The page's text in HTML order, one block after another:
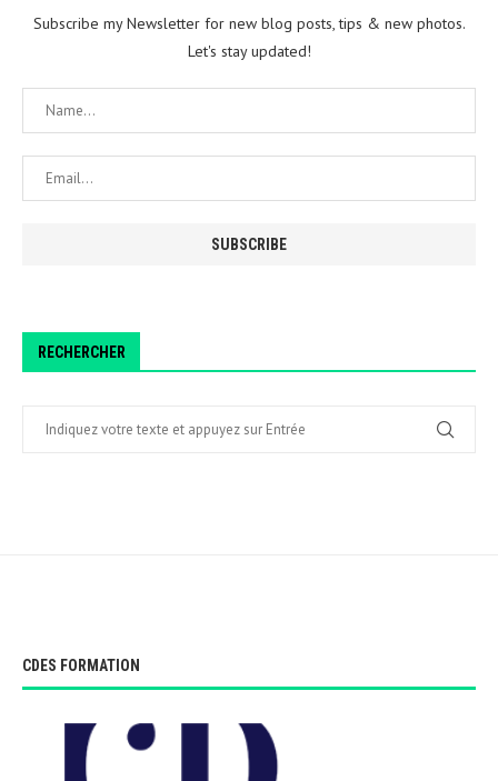
Subscribe my Newsletter for new blog posts, tips & new photos.
Let's stay updated!
RECHERCHER
CDES FORMATION